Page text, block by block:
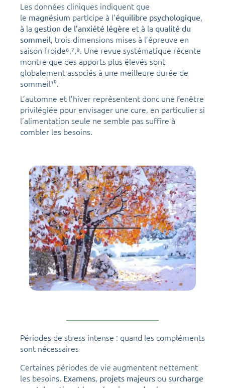
Les données cliniques indiquent que
le magnésium participe à l’équilibre psychologique,
à la gestion de l’anxiété légère et à la qualité du
sommeil, trois dimensions mises à l’épreuve en
saison froide⁶,⁷,⁹. Une revue systématique récente
montre que des apports plus élevés sont
globalement associés à une meilleure durée de
sommeil¹⁰.
L’automne et l’hiver représentent donc une fenêtre
privilégiée pour envisager une cure, en particulier si
l’alimentation seule ne semble pas suffire à
combler les besoins.
Périodes de stress intense : quand les compléments
sont nécessaires
Certaines périodes de vie augmentent nettement
les besoins. Examens, projets majeurs ou surcharge